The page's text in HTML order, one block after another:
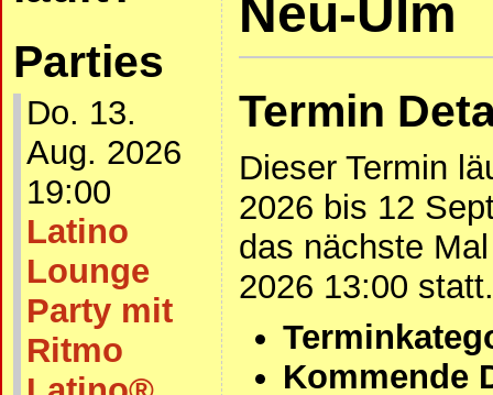
Parties
Do. 13.
Aug. 2026
19:00
Latino
Lounge
Party mit
Ritmo
Neu-Ulm
Termin
Dieser Termin
2026 bis 12
das nächste
2026 13:00 statt.
Kommende